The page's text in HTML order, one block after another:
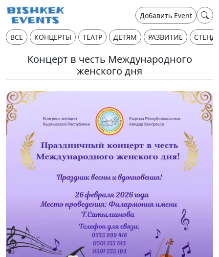
Добавить Event
ВСЕ КОНЦЕРТЫ ТЕАТР ДЕТЯМ РАЗВИТИЕ
Концерт в честь Международного
женского дня